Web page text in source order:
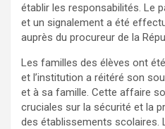
établir les responsabilités. Le
et un signalement a été
auprès du procureur de la
Les familles des élèves ont
et l’institution a réitéré son
et à sa famille. Cette affaire
cruciales sur la sécurité et la
des établissements scolaires.